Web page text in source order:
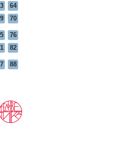
64
70
76
82
88